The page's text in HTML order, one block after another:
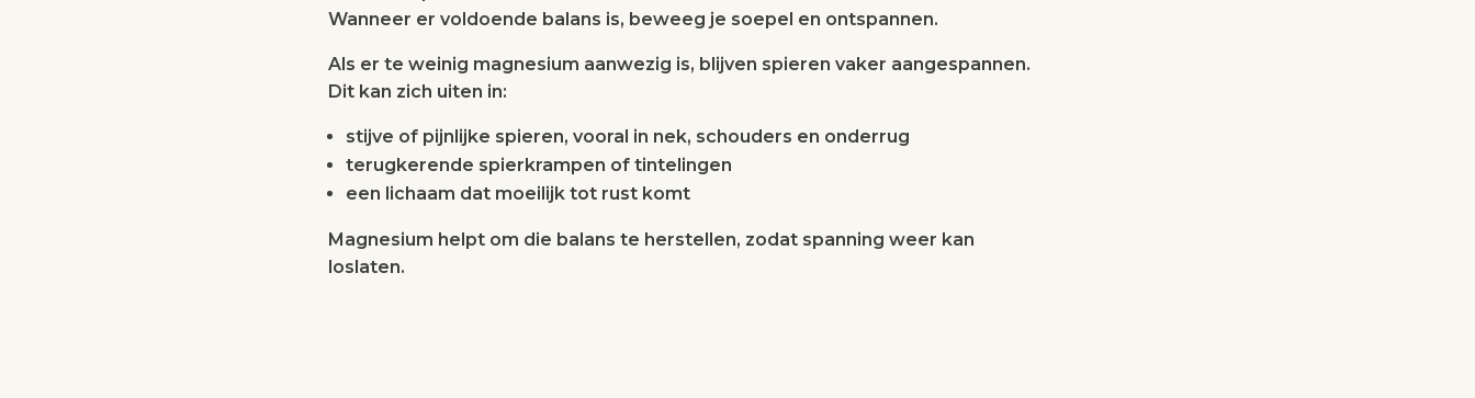
Wanneer er voldoende balans is, beweeg je soepel en ontspannen.
Als er te weinig magnesium aanwezig is, blijven spieren vaker aangespannen.
Dit kan zich uiten in:
stijve of pijnlijke spieren, vooral in nek, schouders en onderrug
terugkerende spierkrampen of tintelingen
een lichaam dat moeilijk tot rust komt
Magnesium helpt om die balans te herstellen, zodat spanning weer kan
loslaten.